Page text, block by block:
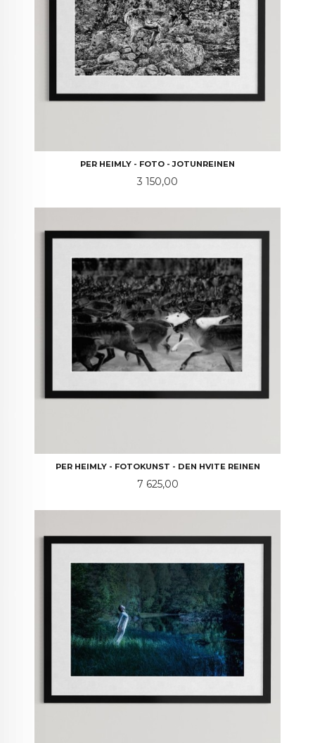
PER HEIMLY - FOTO - JOTUNREINEN
Pris
3 150,00
PER HEIMLY - FOTOKUNST - DEN HVITE REINEN
Pris
7 625,00